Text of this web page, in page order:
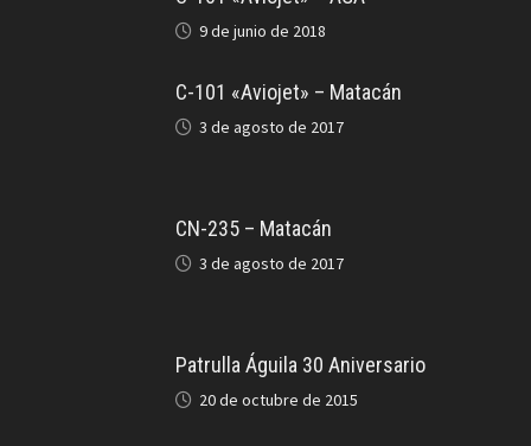
9 de junio de 2018
C-101 «Aviojet» – Matacán
3 de agosto de 2017
CN-235 – Matacán
3 de agosto de 2017
Patrulla Águila 30 Aniversario
20 de octubre de 2015